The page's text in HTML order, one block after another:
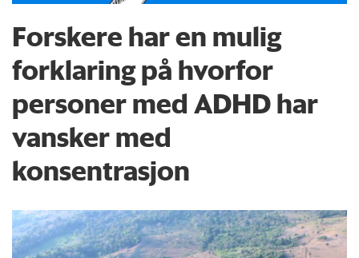
Forskere har en mulig
forklaring på hvorfor
personer med ADHD har
vansker med
konsentrasjon